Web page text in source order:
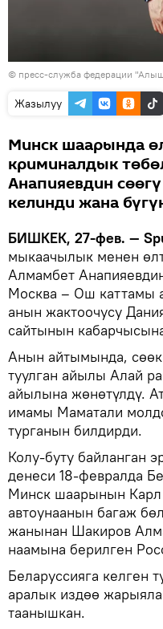
© пресс-служба федерации
Жазылуу
Минск шаарында
криминалдык
Анапияевдин
келинди жана
БИШКЕК, 27-фев. —
мыкаачылык менен
Алмамбет
Москва – Ош каттамы
анын жактоочусу
сайтынын
Анын айтымында,
туулган айылы Алай
айылына жөнөтүлдү.
имамы Маматали
турганын билдирди.
Колу-буту байланган
денеси 18-февралда
Минск шаарынын Карл
автоунаанын багаж
жанынан Шакиров
наамына берилген
Беларуссияга келген
аралык издөө
таанышкан.